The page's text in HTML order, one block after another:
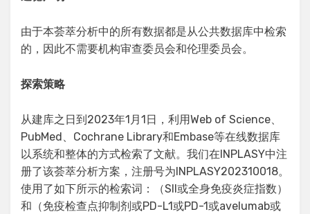
由于本荟萃分析中的所有数据都是从公共数据库中检索
的，因此不需要机构审查委员会和伦理委员会。
探索策略
从建库之日到2023年1月1日，利用Web of Science、
PubMed、Cochrane Library和Embase等在线数据库
以系统和整体的方式检索了文献。我们在INPLASY中注
册了该荟萃分析方案，注册号为INPLASY202310018。
使用了如下所示的检索词：（SII或全身免疫炎症指数）
和（免疫检查点抑制剂或PD-L1或PD-1或avelumab或